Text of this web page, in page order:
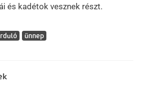
és kadétok vesznek részt.
ünnep